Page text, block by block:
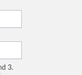
3.